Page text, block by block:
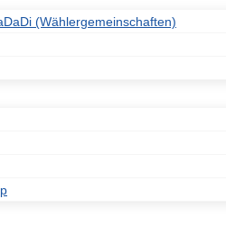
(Wählergemeinschaften)